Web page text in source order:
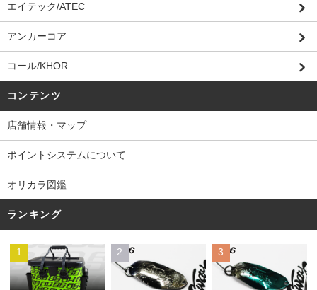
エイテック/ATEC
アンカーコア
コール/KHOR
コンテンツ
店舗情報・マップ
ポイントシステムについて
オリカラ図鑑
ランキング
1 2 3